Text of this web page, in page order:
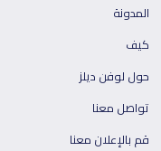
المدونة
كيف
حول لوفن ديلز
تواصل معنا
قم بالإعلان معنا